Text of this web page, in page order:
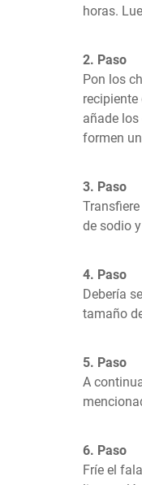
horas.
2. Paso
Pon los
añade
formen
3. Paso
de sodio
4. Paso
Debería
tamaño
5. Paso
A
6. Paso
Fríe el